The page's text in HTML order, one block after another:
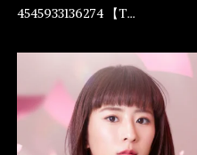
4545933136274 【T…